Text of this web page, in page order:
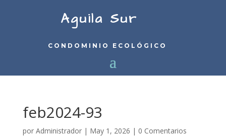
Aguila Sur
CONDOMINIO ECOLÓGICO
feb2024-93
por Administrador| May 1, 2026 | 0 Comentarios